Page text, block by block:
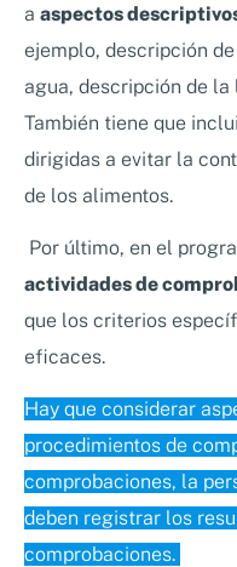
a aspectos
ejemplo, descripción
agua, descripción de
También tiene que
dirigidas a evitar la
de los alimentos.
Por último, en el
actividades de
que los criterios
eficaces.
Hay que considerar
procedimientos de
comprobaciones, la
deben registrar los
comprobaciones.